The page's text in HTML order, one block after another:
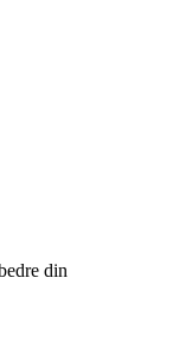
din